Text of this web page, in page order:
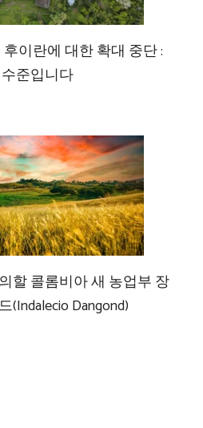
이란에 대한 확대 중단 :
준입니다
할 콜롬비아 새 농업부 장
Dangond)